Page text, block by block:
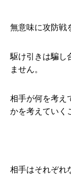
無意味に攻防戦
駆け引きは騙し
ません。
相手が何を考え
かを考えていく
相手はそれぞれ